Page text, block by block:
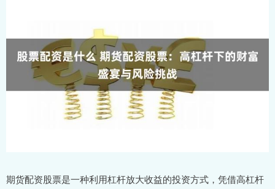
期货配资股票是一种利用杠杆放大收益的投资方式，凭借高杠杆